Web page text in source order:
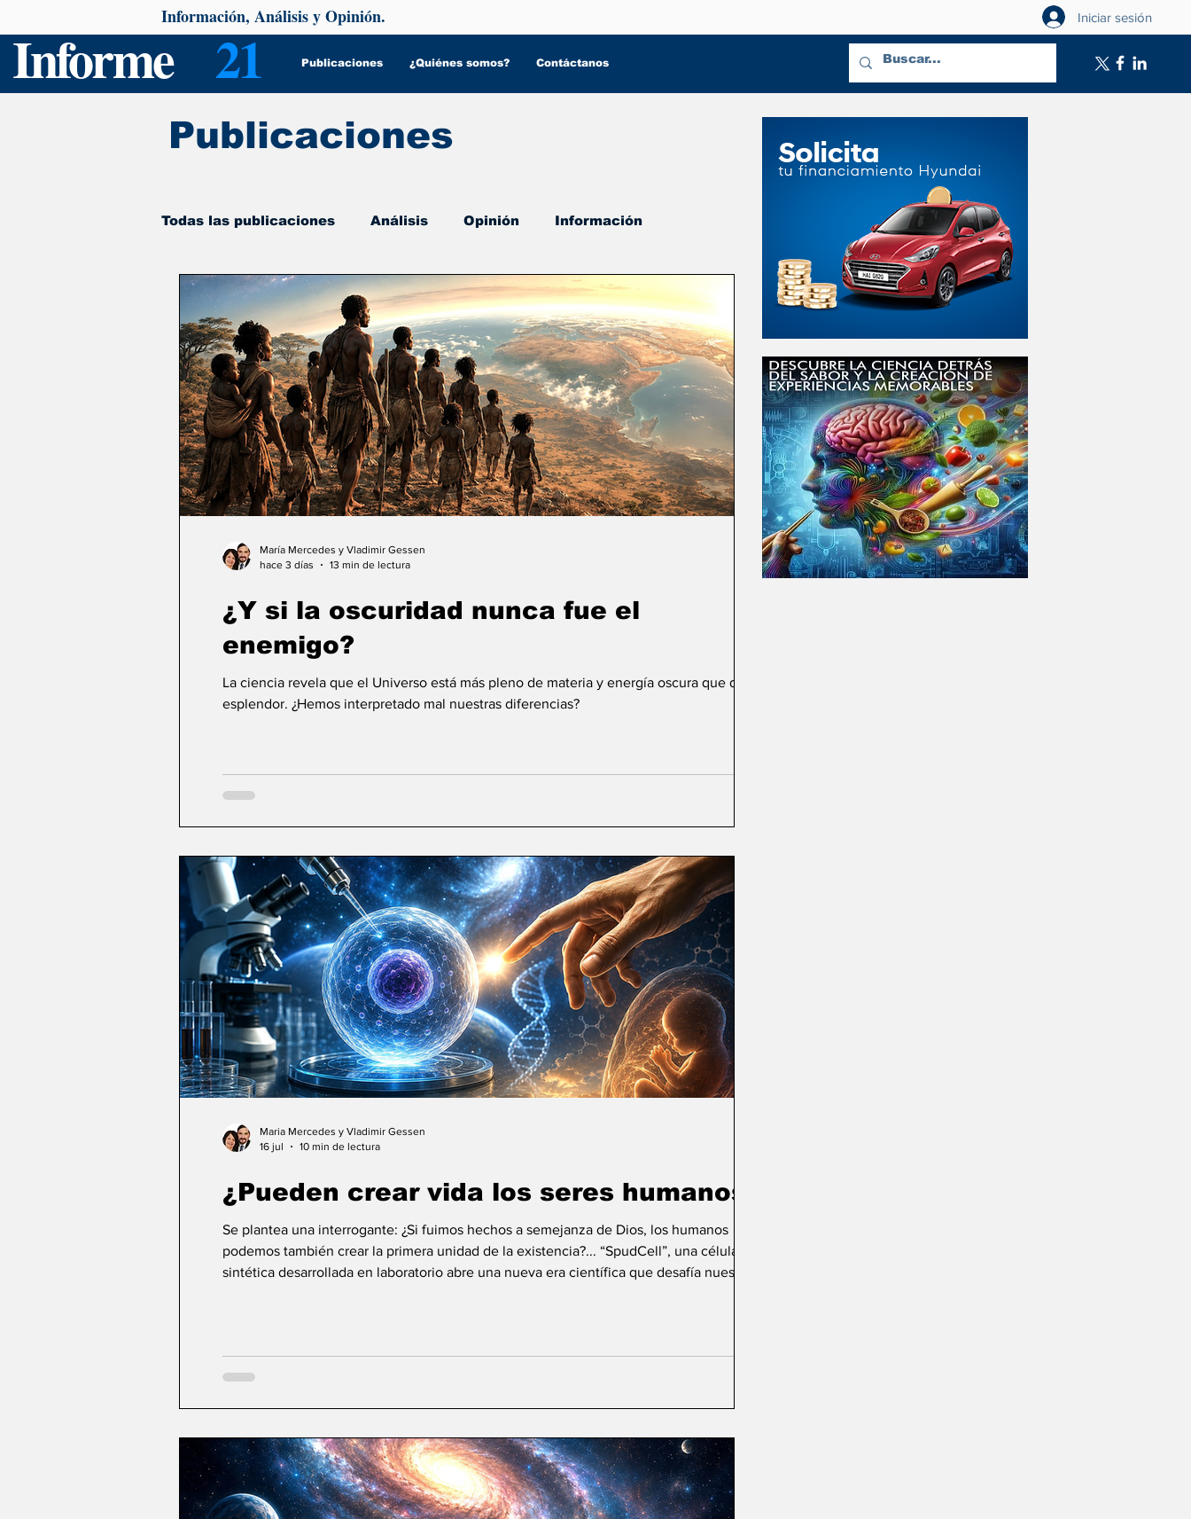
Informe 21 Publicaciones ¿Quiénes somos? Contáctanos
Información, Análisis y Opinión. Iniciar sesión
Todas las publicaciones Análisis Opinión Información
De interés Psicología y Salud
¿Y si la oscuridad nunca fue el
enemigo?
La ciencia revela que el Universo está más pleno de materia y energía oscura que de
esplendor. ¿Hemos interpretado mal nuestras diferencias?
María Mercedes y Vladimir Gessen
hace 3 días
13 min de lectura
¿Pueden crear vida los seres humanos?
Se plantea una interrogante: ¿Si fuimos hechos a semejanza de Dios, los humanos
podemos también crear la primera unidad de la existencia?... “SpudCell”, una célula
sintética desarrollada en laboratorio abre una nueva era científica que desafía nuestras
Maria Mercedes y Vladimir Gessen
16 jul
10 min de lectura
Publicaciones